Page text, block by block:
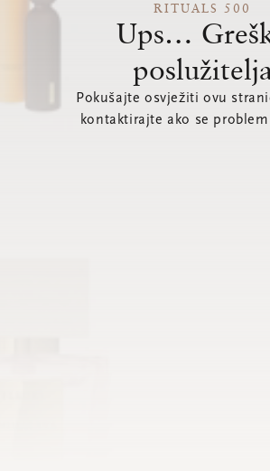
RITUALS 500
Ups…
Pokušajte osvježiti ovu
kontaktirajte ako se